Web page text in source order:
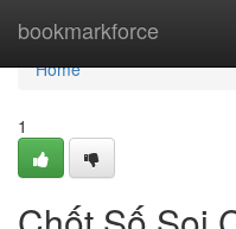
bookmarkforce
Home
Home
1